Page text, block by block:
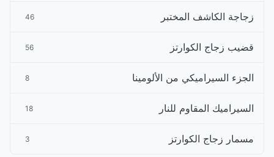
زجاجة الكاشف المختبر 46
قضيب زجاج الكوارتز 56
الجزء السيراميكي من الألومينا 8
السيراميك المقاوم للنار 18
مسمار زجاج الكوارتز 3